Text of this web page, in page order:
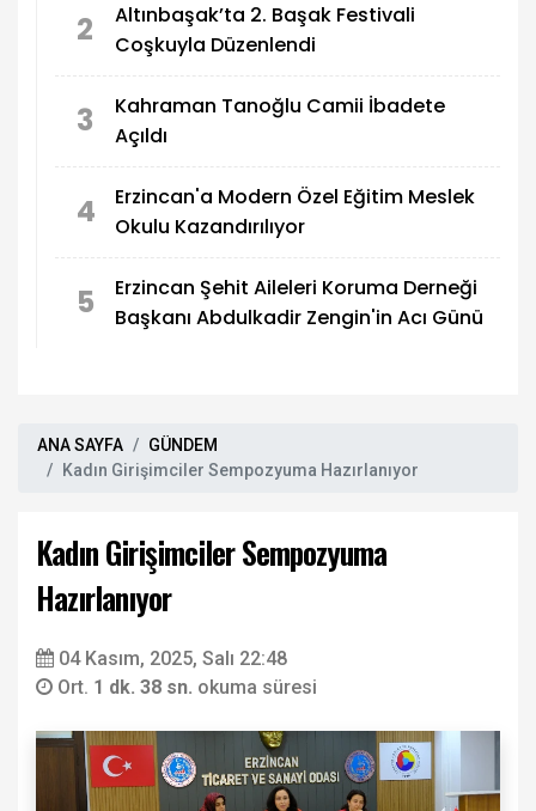
2
Altınbaşak’ta 2. Başak Festivali
Coşkuyla Düzenlendi
3
Kahraman Tanoğlu Camii İbadete
Açıldı
4
Erzincan'a Modern Özel Eğitim Meslek
Okulu Kazandırılıyor
5
Erzincan Şehit Aileleri Koruma Derneği
Başkanı Abdulkadir Zengin'in Acı Günü
ANA SAYFA
GÜNDEM
Kadın Girişimciler Sempozyuma Hazırlanıyor
Kadın Girişimciler Sempozyuma
Hazırlanıyor
04 Kasım, 2025, Salı 22:48
Ort. 1 dk. 38 sn. okuma süresi